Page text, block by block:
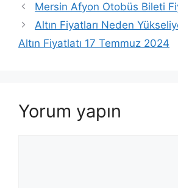
Mersin Afyon Otobüs Bileti
Altın Fiyatları Neden
Altın Fiyatlatı 17 Temmuz 2024
Yorum yapın